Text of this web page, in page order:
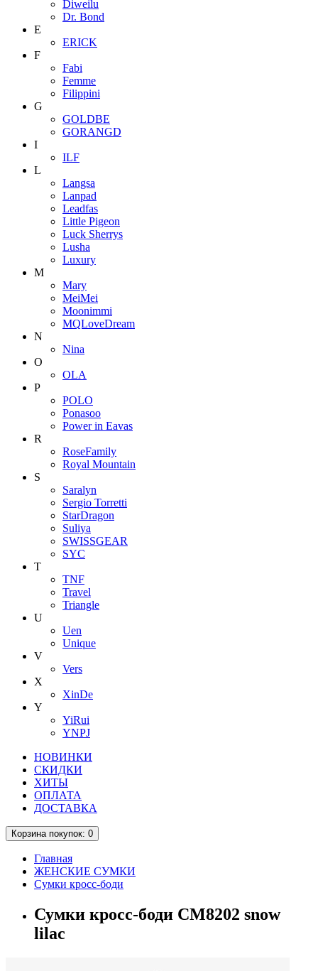
Diweilu
Dr. Bond
E
ERICK
F
Fabi
Femme
Filippini
G
GOLDBE
GORANGD
I
ILF
L
Langsa
Lanpad
Leadfas
Little Pigeon
Luck Sherrys
Lusha
Luxury
M
Mary
MeiMei
Moonimmi
MQLoveDream
N
Nina
O
OLA
P
POLO
Ponasoo
Power in Eavas
R
RoseFamily
Royal Mountain
S
Saralyn
Sergio Torretti
StarDragon
Suliya
SWISSGEAR
SYC
T
TNF
Travel
Triangle
U
Uen
Unique
V
Vers
X
XinDe
Y
YiRui
YNPJ
НОВИНКИ
СКИДКИ
ХИТЫ
ОПЛАТА
ДОСТАВКА
Корзинапокупок: 0
Главная
ЖЕНСКИЕ СУМКИ
Сумки кросс-боди
Сумки кросс-боди CM8202 snow
lilac